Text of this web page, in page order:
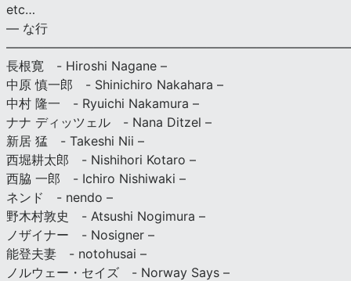
etc…
— な行
長根寛 - Hiroshi Nagane –
中原 慎一郎 - Shinichiro Nakahara –
中村 隆一 - Ryuichi Nakamura –
ナナ ディッツェル - Nana Ditzel –
新居 猛 - Takeshi Nii –
西堀耕太郎 - Nishihori Kotaro –
西脇 一郎 - Ichiro Nishiwaki –
ネンド - nendo –
野木村敦史 - Atsushi Nogimura –
ノザイナー - Nosigner –
能登夫妻 - notohusai –
ノルウェー・セイズ - Norway Says –